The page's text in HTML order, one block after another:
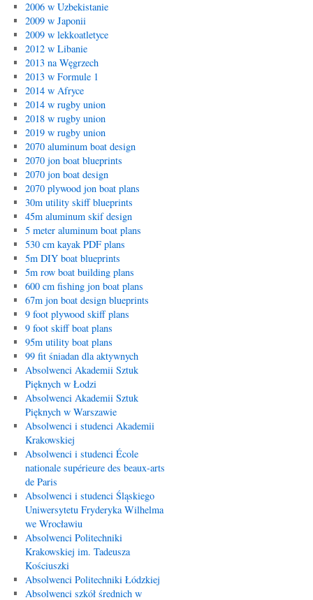
2006 w Uzbekistanie
2009 w Japonii
2009 w lekkoatletyce
2012 w Libanie
2013 na Węgrzech
2013 w Formule 1
2014 w Afryce
2014 w rugby union
2018 w rugby union
2019 w rugby union
2070 aluminum boat design
2070 jon boat blueprints
2070 jon boat design
2070 plywood jon boat plans
30m utility skiff blueprints
45m aluminum skif design
5 meter aluminum boat plans
530 cm kayak PDF plans
5m DIY boat blueprints
5m row boat building plans
600 cm fishing jon boat plans
67m jon boat design blueprints
9 foot plywood skiff plans
9 foot skiff boat plans
95m utility boat plans
99 fit śniadan dla aktywnych
Absolwenci Akademii Sztuk
Pięknych w Łodzi
Absolwenci Akademii Sztuk
Pięknych w Warszawie
Absolwenci i studenci Akademii
Krakowskiej
Absolwenci i studenci École
nationale supérieure des beaux-arts
de Paris
Absolwenci i studenci Śląskiego
Uniwersytetu Fryderyka Wilhelma
we Wrocławiu
Absolwenci Politechniki
Krakowskiej im. Tadeusza
Kościuszki
Absolwenci Politechniki Łódzkiej
Absolwenci szkół średnich w